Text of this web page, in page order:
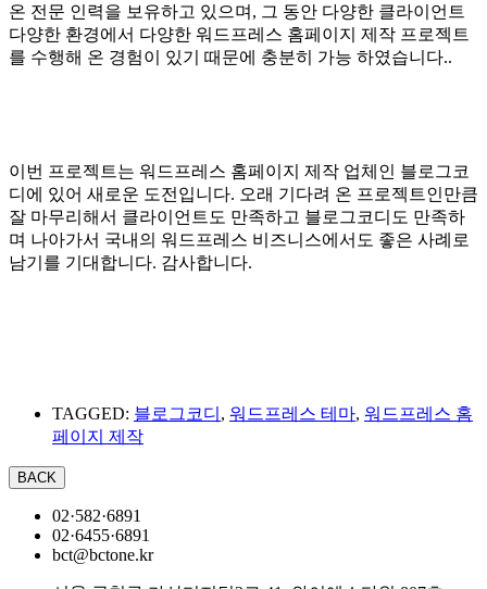
온 전문 인력을 보유하고 있으며, 그 동안 다양한 클라이언트
다양한 환경에서 다양한 워드프레스 홈페이지 제작 프로젝트
를 수행해 온 경험이 있기 때문에 충분히 가능 하였습니다..
이번 프로젝트는 워드프레스 홈페이지 제작 업체인 블로그코
디에 있어 새로운 도전입니다. 오래 기다려 온 프로젝트인만큼
잘 마무리해서 클라이언트도 만족하고 블로그코디도 만족하
며 나아가서 국내의 워드프레스 비즈니스에서도 좋은 사례로
남기를 기대합니다. 감사합니다.
TAGGED: 블로그코디 , 워드프레스 테마, 워드프레스 홈
페이지 제작
02·582·6891
02·6455·6891
bct@bctone.kr